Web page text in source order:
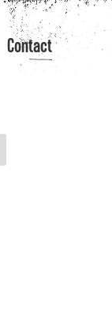
Contact